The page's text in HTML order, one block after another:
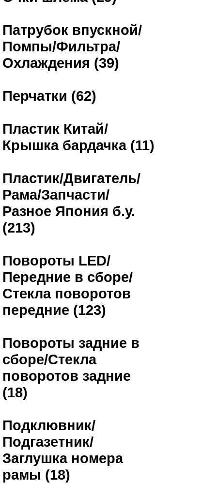
Патрубок впускной/
Помпы/Фильтра/
Охлаждения (39)
Перчатки (62)
Пластик Китай/
Крышка бардачка (11)
Пластик/Двигатель/
Рама/Запчасти/
Разное Япония б.у.
(213)
Повороты LED/
Передние в сборе/
Стекла поворотов
передние (123)
Повороты задние в
сборе/Стекла
поворотов задние
(18)
Подклювник/
Подгазетник/
Заглушка номера
рамы (18)